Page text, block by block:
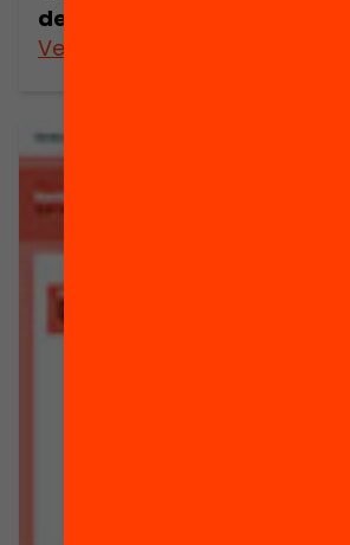
del sistema educatiu?
Veure’n més